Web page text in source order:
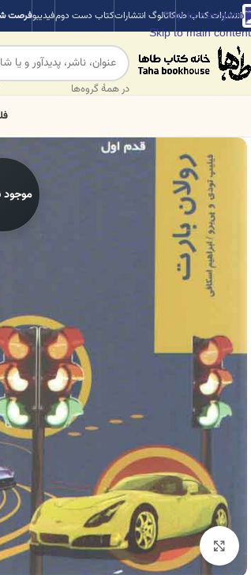
Skip to navigation
Skip to main content
انتشارات کتاب طهکاتالوگ انتشاراتکتاب دست دومفیدیبوفرصت
در همهٔ گروه‌ها
برای بزرگنمایی کلیک کنید